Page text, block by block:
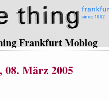
Frankfurt Moblog
08. März 2005